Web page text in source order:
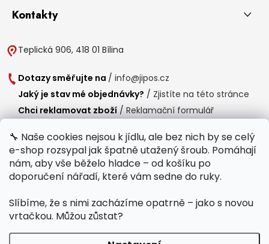
🔧 Naše cookies nejsou k jídlu, ale bez nich by se celý
e-shop rozsypal jak špatně utažený šroub. Pomáhají
nám, aby vše běželo hladce – od košíku po
doporučení nářadí, které vám sedne do ruky.
Slíbíme, že s nimi zacházíme opatrně – jako s novou
vrtačkou. Můžou zůstat?
Kontakty
Teplická 906, 418 01 Bílina
Dotazy směřujte na / info@jipos.cz
Jaký je stav mé objednávky? / Zjistíte na této stránce
Chci reklamovat zboží / Reklamační formulář
Provozní doba
Po-Čt /
8:00 - 15:00
Polední přestávka /11:00 - 11:30